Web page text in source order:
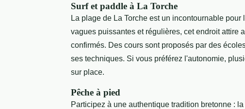
Surf et paddle à La Torche
La plage de La Torche est un incontournable pour
vagues puissantes et régulières, cet endroit attire
confirmés. Des cours sont proposés par des
ses techniques. Si vous préférez l'autonomie,
sur place.
Pêche à pied
Participez à une authentique tradition bretonne : la